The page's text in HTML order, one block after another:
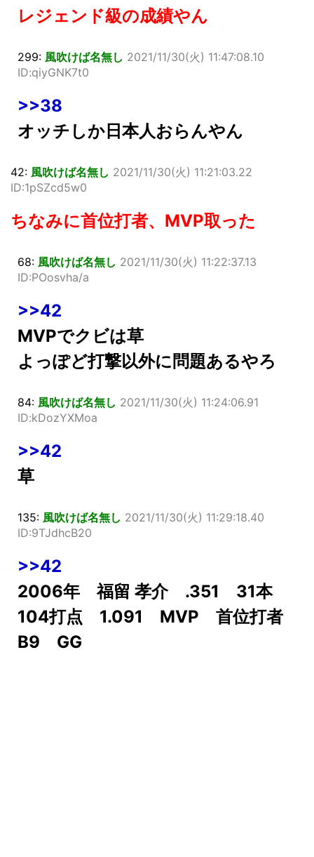
レジェンド級の成績やん
299: 風吹けば名無し 2021/11/30(火) 11:47:08.10
ID:qiyGNK7t0
>>38
オッチしか日本人おらんやん
42: 風吹けば名無し 2021/11/30(火) 11:21:03.22
ID:1pSZcd5w0
ちなみに首位打者、MVP取った
68: 風吹けば名無し 2021/11/30(火) 11:22:37.13
ID:POosvha/a
>>42
MVPでクビは草
よっぽど打撃以外に問題あるやろ
84: 風吹けば名無し 2021/11/30(火) 11:24:06.91
ID:kDozYXMoa
>>42
草
135: 風吹けば名無し 2021/11/30(火) 11:29:18.40
ID:9TJdhcB20
>>42
2006年 福留 孝介 .351 31本
104打点 1.091 MVP 首位打者
B9 GG